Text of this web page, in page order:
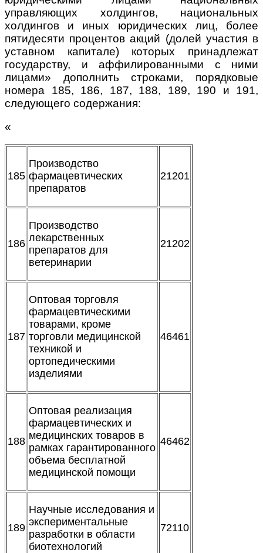
управляющих холдингов, национальных
холдингов и иных юридических лиц, более
пятидесяти процентов акций (долей участия в
уставном капитале) которых принадлежат
государству, и аффилированными с ними
лицами» дополнить строками, порядковые
номера 185, 186, 187, 188, 189, 190 и 191,
следующего содержания:
«
185
Производство
фармацевтических
препаратов
21201
186
Производство
лекарственных
препаратов для
ветеринарии
21202
187
Оптовая торговля
фармацевтическими
товарами, кроме
торговли медицинской
техникой и
ортопедическими
изделиями
46461
188
Оптовая реализация
фармацевтических и
медицинских товаров в
рамках гарантированного
объема бесплатной
медицинской помощи
46462
189
Научные исследования и
экспериментальные
разработки в области
биотехнологий
72110